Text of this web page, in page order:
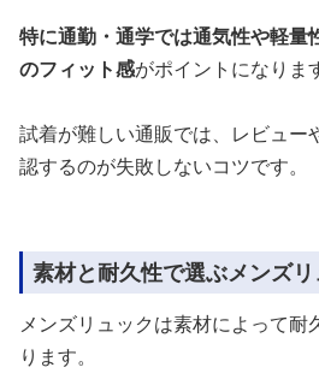
特に通勤・通学では通気性や軽量
のフィット感がポイントになりま
試着が難しい通販では、レビュー
認するのが失敗しないコツです。
素材と耐久性で選ぶメンズリ
メンズリュックは素材によって耐
ります。